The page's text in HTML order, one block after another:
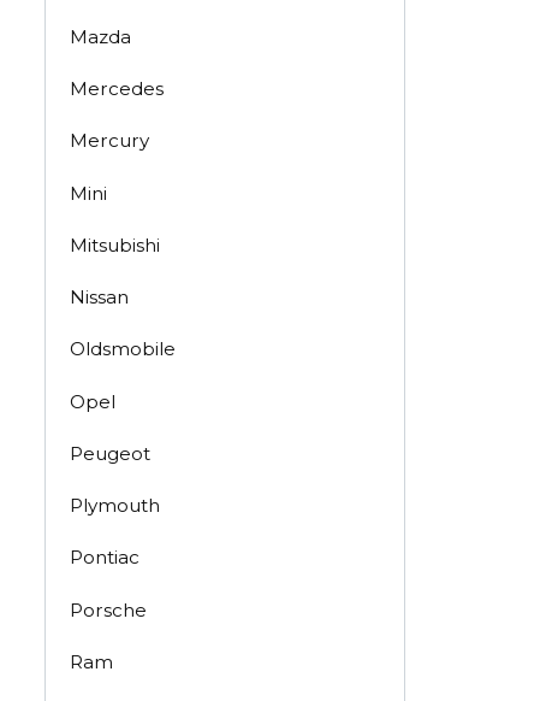
Mazda
Mercedes
Mercury
Mini
Mitsubishi
Nissan
Oldsmobile
Opel
Peugeot
Plymouth
Pontiac
Porsche
Ram